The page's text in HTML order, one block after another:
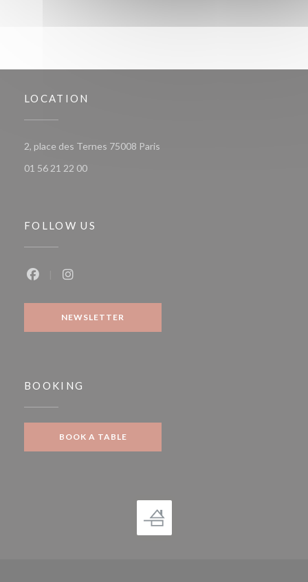
LOCATION
2, place des Ternes 75008 Paris
01 56 21 22 00
FOLLOW US
NEWSLETTER
BOOKING
BOOK A TABLE